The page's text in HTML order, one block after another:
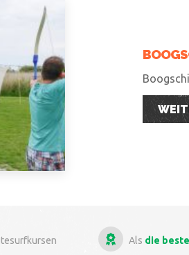
Als die beste Schule in